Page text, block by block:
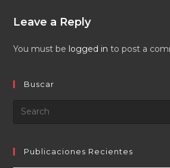
Leave a Reply
You must be logged in to post a
Buscar
Publicaciones Recientes